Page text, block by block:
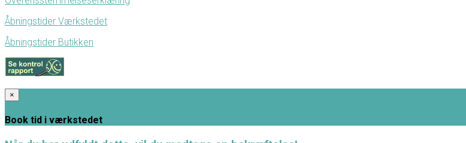
Åbningstider Værkstedet
Åbningstider Butikken
×
Book tid i værkstedet